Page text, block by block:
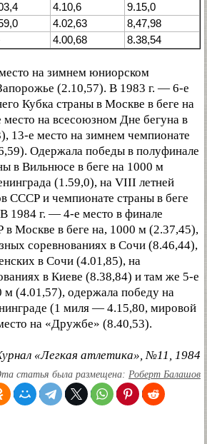
4.10,6
9.15,0
4.02,63
8,47,98
4.00,68 8.38,54
на зимнем юниорском
(2.10,57). В 1983 г. — 6-е
Кубка страны в Москве в беге на
на всесоюзном Дне бегуна в
13-е место на зимнем чемпионате
Одержала победы в полуфинале
в Вильнюсе в беге на 1000 м
(1.59,0), на VIII летней
СССР и чемпионате страны в беге
1984 г. — 4-е место в финале
Москве в беге на, 1000 м (2.37,45),
соревнованиях в Сочи (8.46,44),
в Сочи (4.01,85), на
в Киеве (8.38,84) и там же 5-е
м (4.01,57), одержала победу на
(1 миля — 4.15,80, мировой
на «Дружбе» (8.40,53).
«Легкая атлетика», №11, 1984
статья была размещена: Роберт Балашов